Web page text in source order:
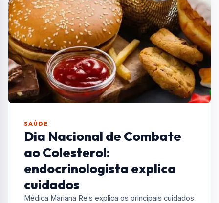
SAÚDE
Dia Nacional de Combate
ao Colesterol:
endocrinologista explica
cuidados
Médica Mariana Reis explica os principais cuidados